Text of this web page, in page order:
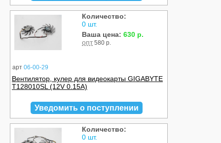
арт 06-00-29
Количество:
0 шт.
Ваша цена: 630 р.
опт 580 р.
Вентилятор, кулер для видеокарты GIGABYTE
T128010SL (12V 0.15A)
Уведомить о поступлении
Количество:
0 шт.